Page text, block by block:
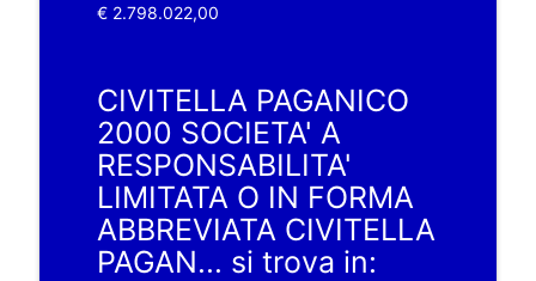
€ 2.798.022,00
CIVITELLA PAGANICO
2000 SOCIETA' A
RESPONSABILITA'
LIMITATA O IN FORMA
ABBREVIATA CIVITELLA
PAGAN... si trova in: